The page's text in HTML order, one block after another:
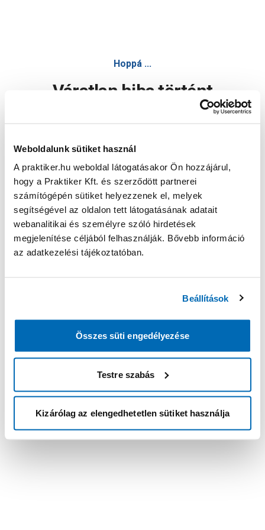
Weboldalunk sütiket használ
A praktiker.hu weboldal látogatásakor Ön hozzájárul,
hogy a Praktiker Kft. és szerződött partnerei
számítógépén sütiket helyezzenek el, melyek
segítségével az oldalon tett látogatásának adatait
webanalitikai és személyre szóló hirdetések
megjelenítése céljából felhasználják. Bővebb információ
az adatkezelési tájékoztatóban.
Beállítások
Összes süti engedélyezése
Testre szabás
Kizárólag az elengedhetetlen sütiket használja
Hoppá ...
Váratlan hiba történt
Oldal újratöltése